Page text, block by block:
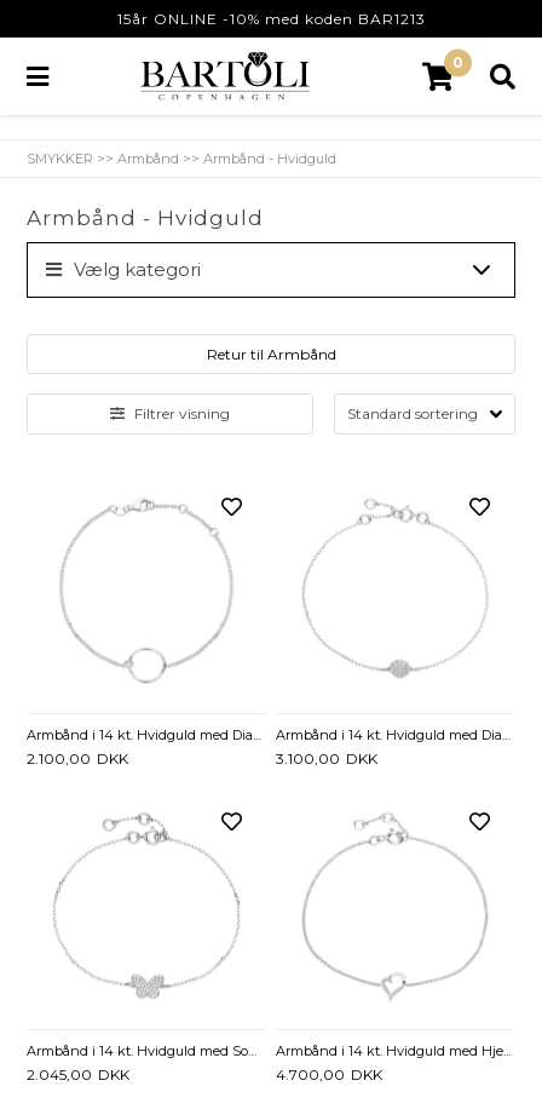
15år ONLINE -10% med koden BAR1213
0
SMYKKER >>Armbånd >>Armbånd - Hvidguld
Armbånd - Hvidguld
Vælg kategori
Filtrer visning
Retur til Armbånd
Armbånd i 14 kt. Hvidguld med Diamant - 0,01 ct. - 17 til 19 cm
2.100,00 DKK
Armbånd i 14 kt. Hvidguld med Diamanter 0,02 ct. - 17 til 19 cm
3.100,00 DKK
2.045,00 DKK 4.700,00 DKK